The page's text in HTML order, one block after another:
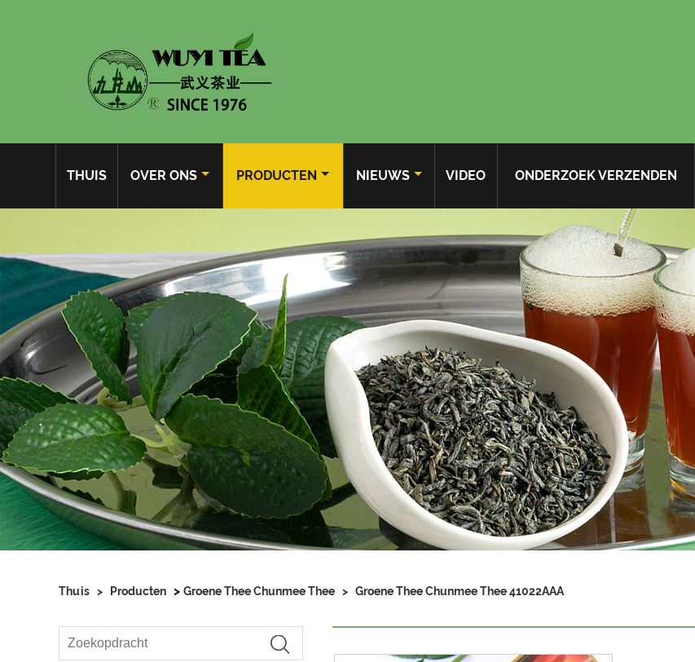
THUIS OVER ONS PRODUCTEN NIEUWS VIDEO ONDERZOEK VERZENDEN
Thuis > Producten > Groene Thee Chunmee Thee > Groene Thee Chunmee Thee 41022AAA